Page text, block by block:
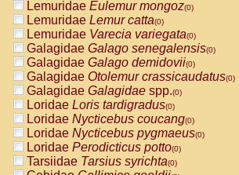
AtelidaeAlouatta fusca(0)
AtelidaeAlouatta seniculus
AtelidaeAlouattaspp.(0)
AtelidaeAteles belzebuth(0)
AtelidaeAteles geoffroyi(0)
AtelidaeAteles paniscus(0)
AtelidaeAtelesspp.(0)
Atelidae Lagothrix lagothricha
AtelidaeLagothrix lagothricha cana
PitheciidaeCacajao calvus
PitheciidaeCallicebus cupreus
PitheciidaeCallicebus donacophilus
Lemuridae Eulemur mongoz(0)
Lemuridae Lemur catta(0)
Lemuridae Varecia variegata(0)
Galagidae Galago senegalensis(0)
Galagidae Galago demidovii(0)
Galagidae Otolemur crassicaudatus(0)
Galagidae Galagidae spp.(0)
Loridae Loris tardigradus(0)
Loridae Nycticebus coucang(0)
Loridae Nycticebus pygmaeus(0)
Loridae Perodicticus potto(0)
Tarsiidae Tarsius syrichta(0)